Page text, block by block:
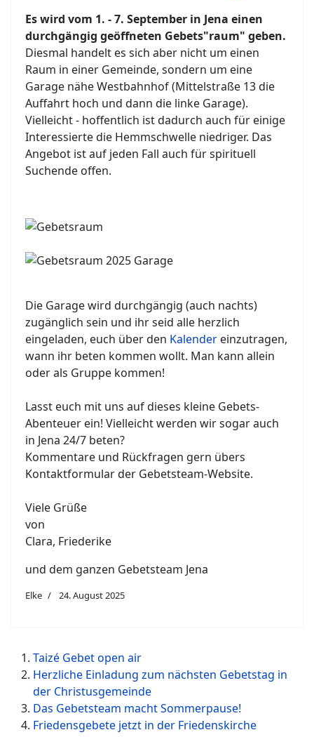
Es wird vom 1. - 7. September in Jena einen
durchgängig geöffneten Gebets"raum" geben.
Diesmal handelt es sich aber nicht um einen
Raum in einer Gemeinde, sondern um eine
Garage nähe Westbahnhof (Mittelstraße 13 die
Auffahrt hoch und dann die linke Garage).
Vielleicht - hoffentlich ist dadurch auch für einige
Interessierte die Hemmschwelle niedriger. Das
Angebot ist auf jeden Fall auch für spirituell
Suchende offen.
Die Garage wird durchgängig (auch nachts)
zugänglich sein und ihr seid alle herzlich
eingeladen, euch über den Kalender einzutragen,
wann ihr beten kommen wollt. Man kann allein
oder als Gruppe kommen!
Lasst euch mit uns auf dieses kleine Gebets-
Abenteuer ein! Vielleicht werden wir sogar auch
in Jena 24/7 beten?
Kommentare und Rückfragen gern übers
Kontaktformular der Gebetsteam-Website.
Viele Grüße
von
Clara, Friederike
und dem ganzen Gebetsteam Jena
Elke 24. August 2025
Taizé Gebet open air
Herzliche Einladung zum nächsten Gebetstag in
der Christusgemeinde
Das Gebetsteam macht Sommerpause!
Friedensgebete jetzt in der Friedenskirche